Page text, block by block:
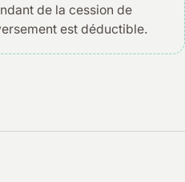
de la cession de
est déductible.